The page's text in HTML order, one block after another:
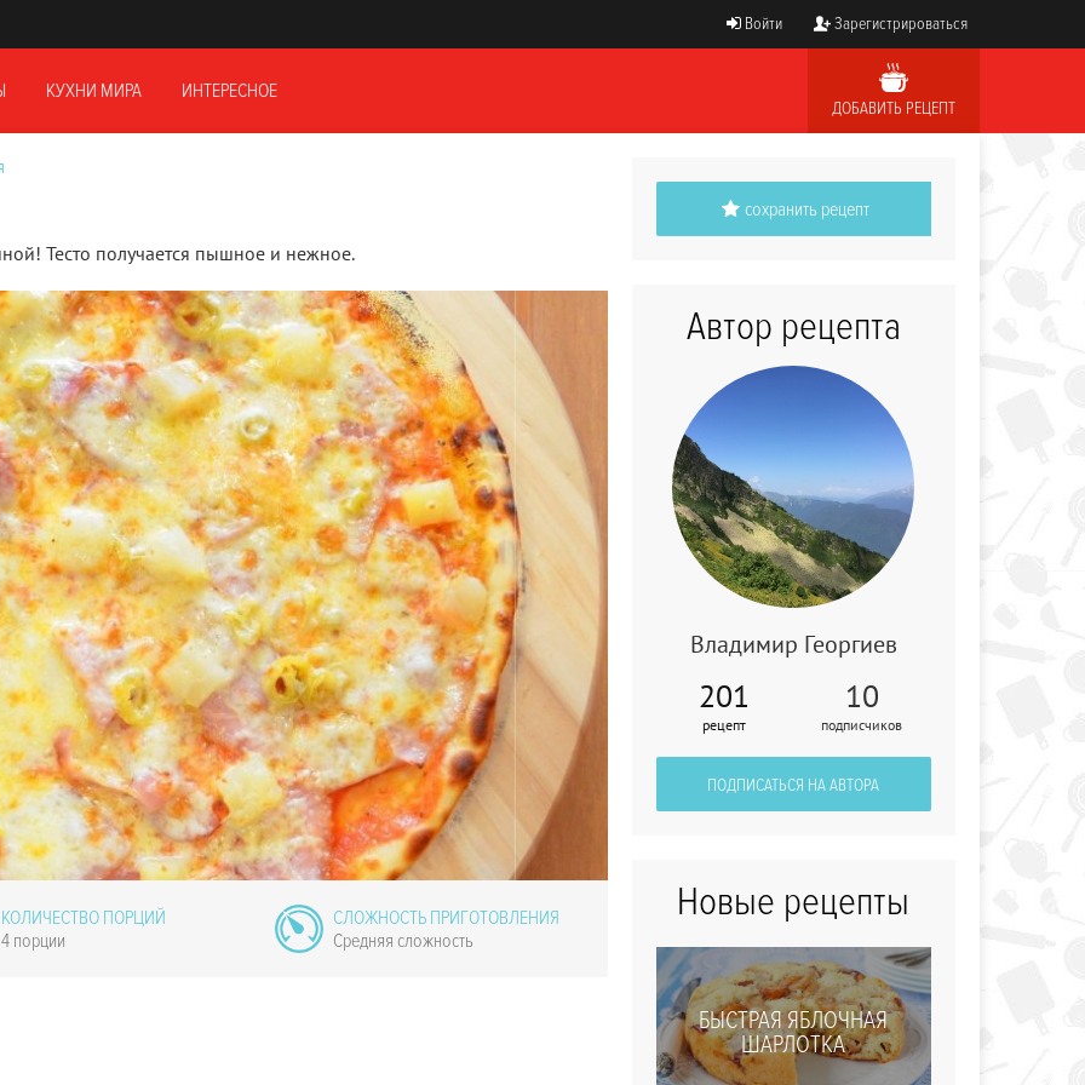
Войти Зарегистрироваться
КУХНИ МИРА ИНТЕРЕСНОЕ
ДОБАВИТЬ РЕЦЕПТ
Тесто получается пышное и нежное.
Рулетики из
свинины,
фаршированные
КОЛИЧЕСТВО ПОРЦИЙ
4 порции
СЛОЖНОСТЬ ПРИГОТОВЛЕНИЯ
Средняя сложность
сохранить рецепт
Автор рецепта
Владимир Георгиев
201
рецепт
10
подписчиков
ПОДПИСАТЬСЯ НА АВТОРА
Новые рецепты
БЫСТРАЯ ЯБЛОЧНАЯ
ШАРЛОТКА